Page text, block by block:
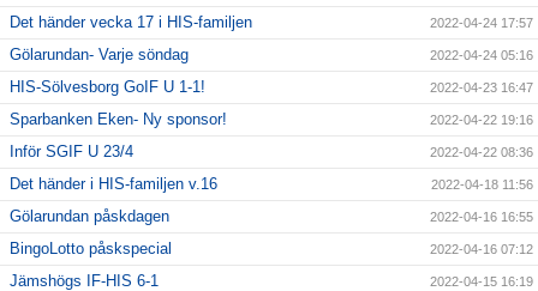
Det händer vecka 17 i HIS-familjen 2022-04-24 17:57
Gölarundan- Varje söndag 2022-04-24 05:16
HIS-Sölvesborg GoIF U 1-1! 2022-04-23 16:47
Sparbanken Eken- Ny sponsor! 2022-04-22 19:16
Inför SGIF U 23/4 2022-04-22 08:36
Det händer i HIS-familjen v.16 2022-04-18 11:56
Gölarundan påskdagen 2022-04-16 16:55
BingoLotto påskspecial 2022-04-16 07:12
Jämshögs IF-HIS 6-1 2022-04-15 16:19